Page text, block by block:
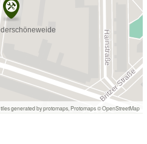
tiles generated by protomaps Protomaps©OpenStreetMap